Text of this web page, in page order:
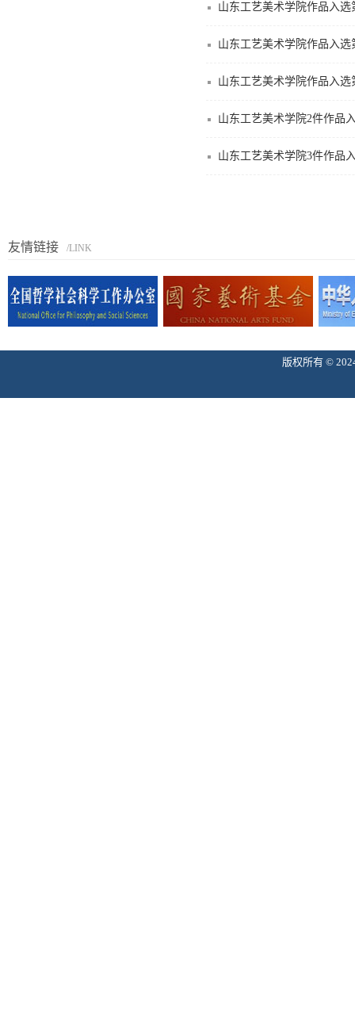
山东工艺美术学院作品入
山东工艺美术学院作品入
山东工艺美术学院作品入
山东工艺美术学院2件作品
山东工艺美术学院3件作品
友情链接 /LINK
版权所有 ©